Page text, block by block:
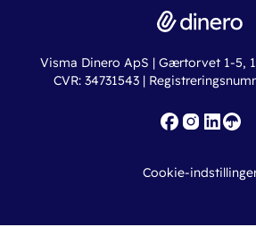
Erhvervslån
Fakturaskabeloner
Online regnskabskurser
Ny virksomhed
Iværksætterlegat
Visma Dinero ApS | Gærtorvet 1-5,
CVR: 34731543 |
Cookie-